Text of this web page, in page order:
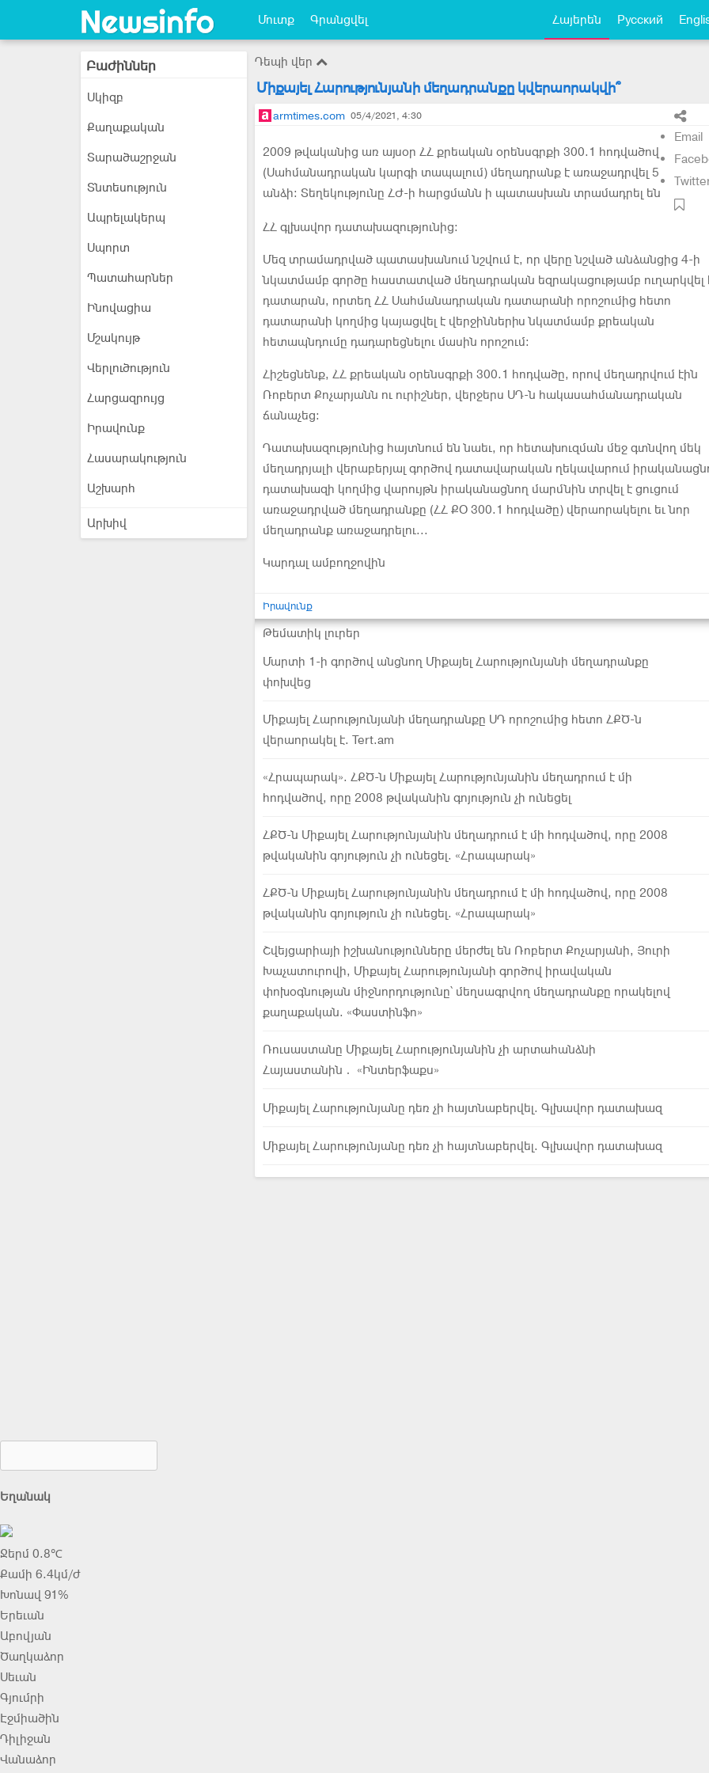
Մուտք Գրանցվել Հայերեն Русский
Բաժիններ
Սկիզբ
Քաղաքական
Տարածաշրջան
Տնտեսություն
Ապրելակերպ
Սպորտ
Պատահարներ
Ինովացիա
Մշակույթ
Վերլուծություն
Հարցազրույց
Իրավունք
Հասարակություն
Աշխարհ
Արխիվ
Դեպի վեր
Միքայել Հարությունյանի մեղադրանքը կվերաորակվի՞
armtimes.com 05/4/2021, 4:30
Email
2009 թվականից առ այսօր ՀՀ քրեական օրենսգրքի 300.1 հոդվածով
(Սահմանադրական կարգի տապալում) մեղադրանք է առաջադրվել 5
անձի: Տեղեկությունը ՀԺ-ի հարցմանն ի պատասխան տրամադրել են
ՀՀ գլխավոր դատախազությունից:
Մեզ տրամադրված պատասխանում նշվում է, որ վերը նշված անձանցից 4-ի
նկատմամբ գործը հաստատված մեղադրական եզրակացությամբ ուղարկվել
դատարան, որտեղ ՀՀ Սահմանադրական դատարանի որոշումից հետո
դատարանի կողմից կայացվել է վերջիններիս նկատմամբ քրեական
հետապնդումը դադարեցնելու մասին որոշում:
Հիշեցնենք, ՀՀ քրեական օրենսգրքի 300.1 հոդվածը, որով մեղադրվում էին
Ռոբերտ Քոչարյանն ու ուրիշներ, վերջերս ՍԴ-ն հակասահմանադրական
ճանաչեց:
Դատախազությունից հայտնում են նաեւ, որ հետախուզման մեջ գտնվող մեկ
մեղադրյալի վերաբերյալ գործով դատավարական ղեկավարում
դատախազի կողմից վարույթն իրականացնող մարմնին տրվել է ցուցում
առաջադրված մեղադրանքը (ՀՀ ՔՕ 300.1 հոդվածը) վերաորակելու եւ նոր
մեղադրանք առաջադրելու...
Կարդալ ամբողջովին
Իրավունք
Թեմատիկ լուրեր
Մարտի 1-ի գործով անցնող Միքայել Հարությունյանի մեղադրանքը
փոխվեց
Միքայել Հարությունյանի մեղադրանքը ՍԴ որոշումից հետո ՀՔԾ-ն
վերաորակել է. Tert.am
«Հրապարակ». ՀՔԾ-ն Միքայել Հարությունյանին մեղադրում է մի
հոդվածով, որը 2008 թվականին գոյություն չի ունեցել
ՀՔԾ-ն Միքայել Հարությունյանին մեղադրում է մի հոդվածով, որը 2008
թվականին գոյություն չի ունեցել. «Հրապարակ»
ՀՔԾ-ն Միքայել Հարությունյանին մեղադրում է մի հոդվածով, որը 2008
թվականին գոյություն չի ունեցել. «Հրապարակ»
Շվեյցարիայի իշխանությունները մերժել են Ռոբերտ Քոչարյանի, Յուրի
Խաչատուրովի, Միքայել Հարությունյանի գործով իրավական
փոխօգնության միջնորդությունը՝ մեղսագրվող մեղադրանքը որակելով
քաղաքական. «Փաստինֆո»
Ռուսաստանը Միքայել Հարությունյանին չի արտահանձնի
Հայաստանին․ «Ինտերֆաքս»
Միքայել Հարությունյանը դեռ չի հայտնաբերվել. Գլխավոր դատախազ
Միքայել Հարությունյանը դեռ չի հայտնաբերվել. Գլխավոր դատախազ
Եղանակ
Ջերմ 0.8℃
Քամի 6.4կմ/ժ
Խոնավ 91%
Երեւան
Աբովյան
Ծաղկաձոր
Սեւան
Գյումրի
Էջմիածին
Դիլիջան
Վանաձոր